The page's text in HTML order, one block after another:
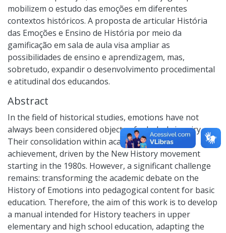
mobilizem o estudo das emoções em diferentes
contextos históricos. A proposta de articular História
das Emoções e Ensino de História por meio da
gamificação em sala de aula visa ampliar as
possibilidades de ensino e aprendizagem, mas,
sobretudo, expandir o desenvolvimento procedimental
e atitudinal dos educandos.
Abstract
In the field of historical studies, emotions have not
always been considered objects of scholarly inquiry.
Their consolidation within academia is a recent
achievement, driven by the New History movement
starting in the 1980s. However, a significant challenge
remains: transforming the academic debate on the
History of Emotions into pedagogical content for basic
education. Therefore, the aim of this work is to develop
a manual intended for History teachers in upper
elementary and high school education, adapting the